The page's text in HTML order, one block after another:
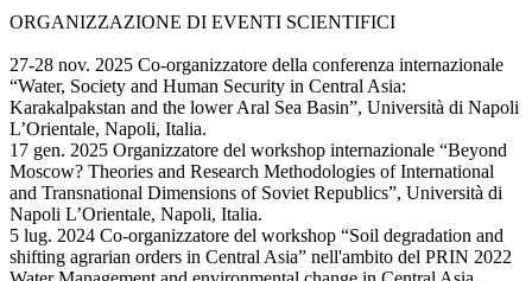
ORGANIZZAZIONE DI EVENTI SCIENTIFICI
27-28 nov. 2025 Co-organizzatore della conferenza internazionale
“Water, Society and Human Security in Central Asia:
Karakalpakstan and the lower Aral Sea Basin”, Università di Napoli
L’Orientale, Napoli, Italia.
17 gen. 2025 Organizzatore del workshop internazionale “Beyond
Moscow? Theories and Research Methodologies of International
and Transnational Dimensions of Soviet Republics”, Università di
Napoli L’Orientale, Napoli, Italia.
5 lug. 2024 Co-organizzatore del workshop “Soil degradation and
shifting agrarian orders in Central Asia” nell'ambito del PRIN 2022